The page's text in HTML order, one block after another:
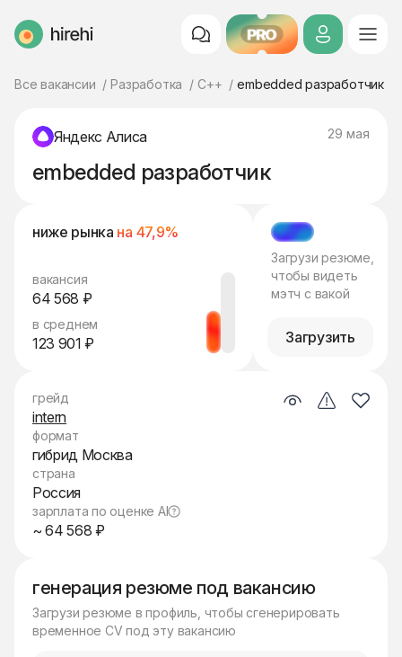
HireHi PRO
Все вакансии Разработка C++ embedded разработчик
Яндекс Алиса 29 мая
embedded разработчик
ниже рынка на 47,9%
вакансия
64 568 ₽
в среднем
123 901 ₽
МЭТЧ
Загрузи резюме,
чтобы видеть
мэтч с вакой
Загрузить
генерация резюме под вакансию
Загрузи резюме в профиль, чтобы сгенерировать
временное CV под эту вакансию
грейд
intern
формат
гибрид Москва
страна
Россия
зарплата по оценке AI
~ 64 568 ₽